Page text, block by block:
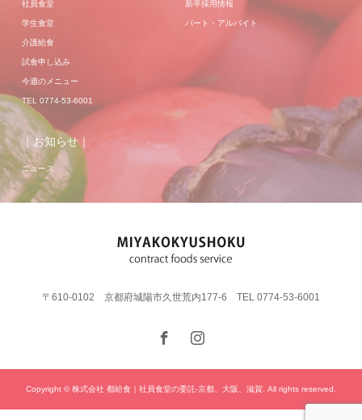
社員食堂
学生食堂
介護給食
試食申し込み
今週のメニュー
TEL 0774-53-6001
新卒採用情報
パート・アルバイト
｜お知らせ｜
ニュース
〒610-0102 京都府城陽市久世荒内177-6 TEL 0774-53-6001
Copyright © 株式会社 都給食｜社員食堂の委託-京都、大阪、滋賀. All rights reserved.